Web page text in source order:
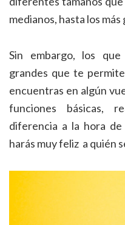
medianos, hasta los más
Sin embargo, los
grandes que te
encuentras en algún
funciones básicas,
diferencia a la hora
harás muy feliz a quién